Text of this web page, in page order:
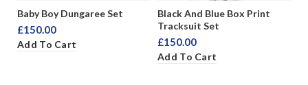
Baby Boy Dungaree Set
£150.00
Add To Cart
Black And Blue Box Print
Tracksuit Set
£150.00
Add To Cart